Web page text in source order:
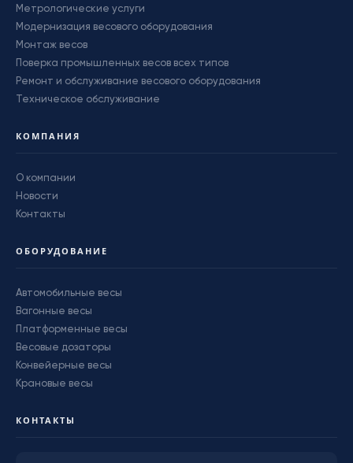
Метрологические услуги
Модернизация весового оборудования
Монтаж весов
Поверка промышленных весов всех типов
Ремонт и обслуживание весового оборудования
Техническое обслуживание
КОМПАНИЯ
О компании
Новости
Контакты
ОБОРУДОВАНИЕ
Автомобильные весы
Вагонные весы
Платформенные весы
Весовые дозаторы
Конвейерные весы
Крановые весы
КОНТАКТЫ